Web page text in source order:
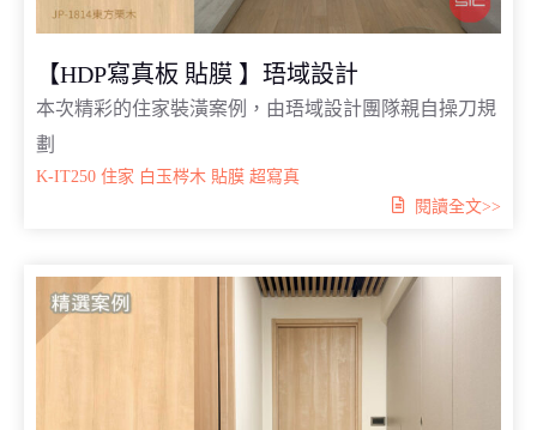
【HDP寫真板 貼膜 】珸域設計
本次精彩的住家裝潢案例，由珸域設計團隊親自操刀規
劃
K-IT250 住家 白玉梣木 貼膜 超寫真
閱讀全文>>